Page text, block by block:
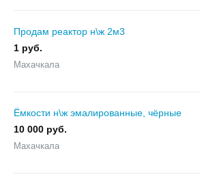
Продам реактор н\ж 2м3
1 руб.
Махачкала
Ёмкости н\ж эмалированные, чёрные
10 000 руб.
Махачкала